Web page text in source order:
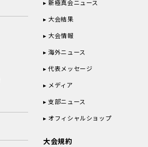
新極真会ニュース
大会結果
大会情報
海外ニュース
代表メッセージ
メディア
支部ニュース
オフィシャルショップ
大会規約